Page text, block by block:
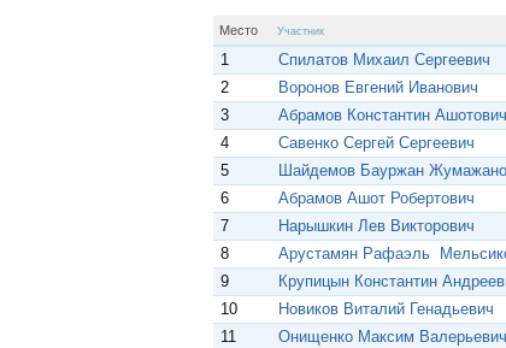
n
i
k
i
Место Участник
1 Спилатов Михаил Сергеевич
2
Воронов Евгений Иванович
3
Абрамов Константин Ашотович
4
Савенко Сергей Сергеевич
5
Шайдемов Бауржан
6
Абрамов Ашот Робертович
7
Нарышкин Лев Викторович
8
Арустамян Рафаэль
9
Крупицын Константин
10
Новиков Виталий Генадьевич
11
Онищенко Максим Валерьевич